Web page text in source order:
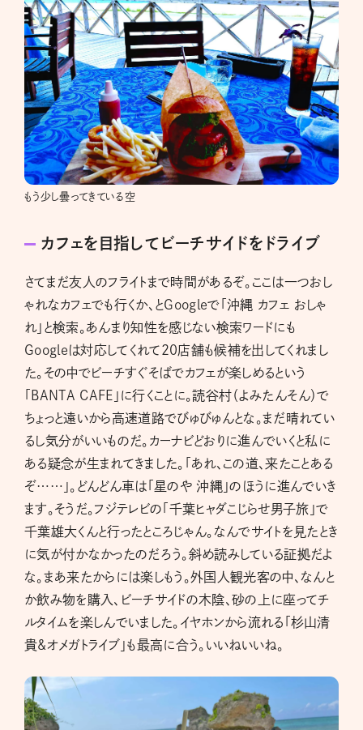
もう少し曇ってきている空
カフェを目指してビーチサイドをドライブ
さてまだ友人のフライトまで時間があるぞ。ここは一つおし
ゃれなカフェでも行くか、とGoogleで「沖縄 カフェ おしゃ
れ」と検索。あんまり知性を感じない検索ワードにも
Googleは対応してくれて20店舗も候補を出してくれまし
た。その中でビーチすぐそばでカフェが楽しめるという
「BANTA CAFE」に行くことに。読谷村（よみたんそん）で
ちょっと遠いから高速道路でびゅびゅんとな。まだ晴れてい
るし気分がいいものだ。カーナビどおりに進んでいくと私に
ある疑念が生まれてきました。「あれ、この道、来たことある
ぞ……」。どんどん車は「星のや 沖縄」のほうに進んでいき
ます。そうだ。フジテレビの「千葉ヒャダこじらせ男子旅」で
千葉雄大くんと行ったところじゃん。なんでサイトを見たとき
に気が付かなかったのだろう。斜め読みしている証拠だよ
な。まあ来たからには楽しもう。外国人観光客の中、なんと
か飲み物を購入、ビーチサイドの木陰、砂の上に座ってチ
ルタイムを楽しんでいました。イヤホンから流れる「杉山清
貴&オメガトライブ」も最高に合う。いいねいいね。